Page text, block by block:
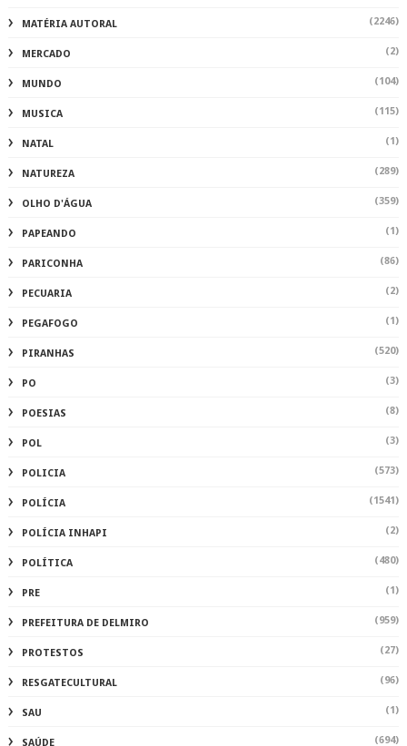
MATÉRIA AUTORAL (2246)
MERCADO (2)
MUNDO (104)
MUSICA (115)
NATAL (1)
NATUREZA (289)
OLHO D'ÁGUA (359)
PAPEANDO (1)
PARICONHA (86)
PECUARIA (2)
PEGAFOGO (1)
PIRANHAS (520)
PO (3)
POESIAS (8)
POL (3)
POLICIA (573)
POLÍCIA (1541)
POLÍCIA INHAPI (2)
POLÍTICA (480)
PRE (1)
PREFEITURA DE DELMIRO (959)
PROTESTOS (27)
RESGATECULTURAL (96)
SAU (1)
SAÚDE (694)